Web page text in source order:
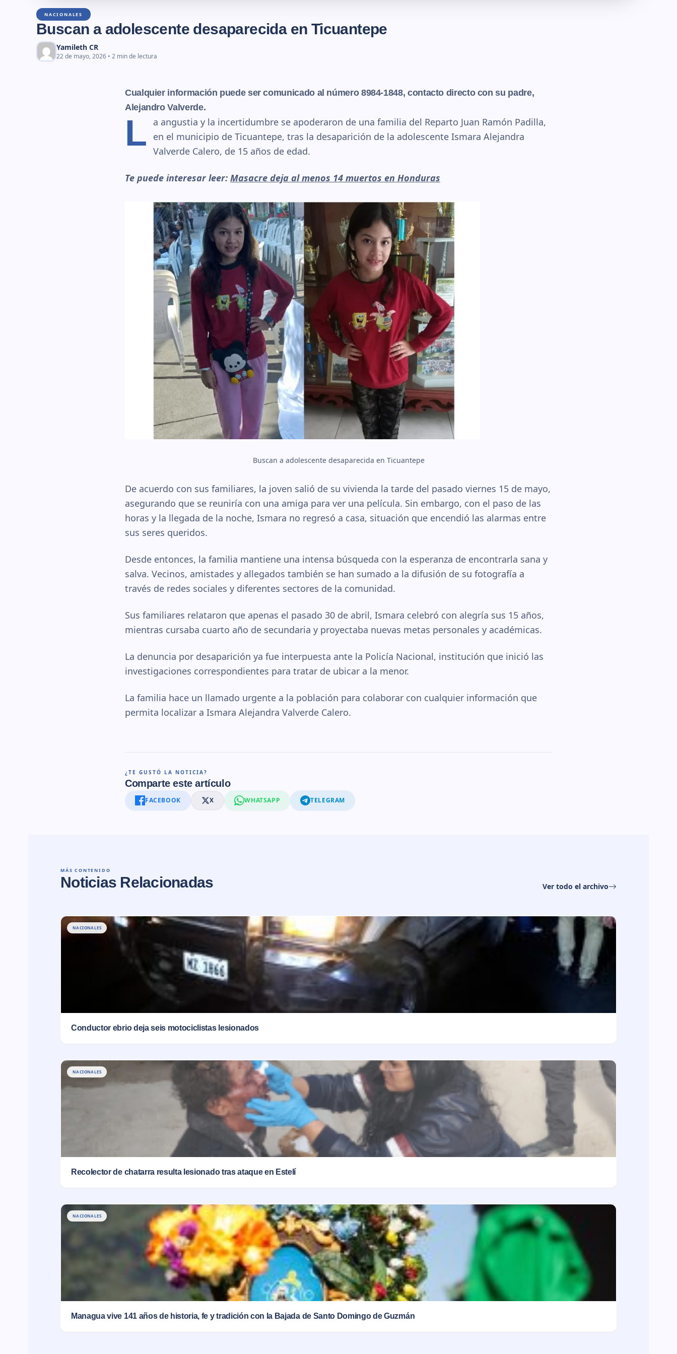
NACIONALES
Buscan a adolescente desaparecida en Ticuantepe
Yamileth CR
22 de mayo, 2026 • 2 min de lectura
Cualquier información puede ser comunicado al número 8984-1848, contacto directo con su padre,
Alejandro Valverde.
L
a angustia y la incertidumbre se apoderaron de una familia del Reparto Juan Ramón Padilla,
en el municipio de Ticuantepe, tras la desaparición de la adolescente Ismara Alejandra
Valverde Calero, de 15 años de edad.
Te puede interesar leer: Masacre deja al menos 14 muertos en Honduras
Buscan a adolescente desaparecida en Ticuantepe
De acuerdo con sus familiares, la joven salió de su vivienda la tarde del pasado viernes 15 de mayo,
asegurando que se reuniría con una amiga para ver una película. Sin embargo, con el paso de las
horas y la llegada de la noche, Ismara no regresó a casa, situación que encendió las alarmas entre
sus seres queridos.
Desde entonces, la familia mantiene una intensa búsqueda con la esperanza de encontrarla sana y
salva. Vecinos, amistades y allegados también se han sumado a la difusión de su fotografía a
través de redes sociales y diferentes sectores de la comunidad.
Sus familiares relataron que apenas el pasado 30 de abril, Ismara celebró con alegría sus 15 años,
mientras cursaba cuarto año de secundaria y proyectaba nuevas metas personales y académicas.
La denuncia por desaparición ya fue interpuesta ante la Policía Nacional, institución que inició las
investigaciones correspondientes para tratar de ubicar a la menor.
La familia hace un llamado urgente a la población para colaborar con cualquier información que
permita localizar a Ismara Alejandra Valverde Calero.
¿TE GUSTÓ LA NOTICIA?
Comparte este artículo
FACEBOOK X WHATSAPP TELEGRAM
MÁS CONTENIDO
Noticias Relacionadas Ver todo el archivo
NACIONALES
Conductor ebrio deja seis motociclistas lesionados
NACIONALES
Recolector de chatarra resulta lesionado tras ataque en Estelí
NACIONALES
Managua vive 141 años de historia, fe y tradición con la Bajada de Santo Domingo de Guzmán